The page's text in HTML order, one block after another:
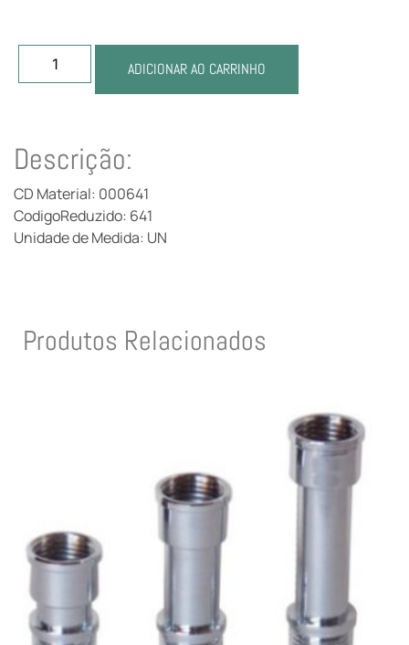
ADICIONAR AO CARRINHO
Descrição:
CD Material: 000641
CodigoReduzido: 641
Unidade de Medida: UN
Produtos Relacionados